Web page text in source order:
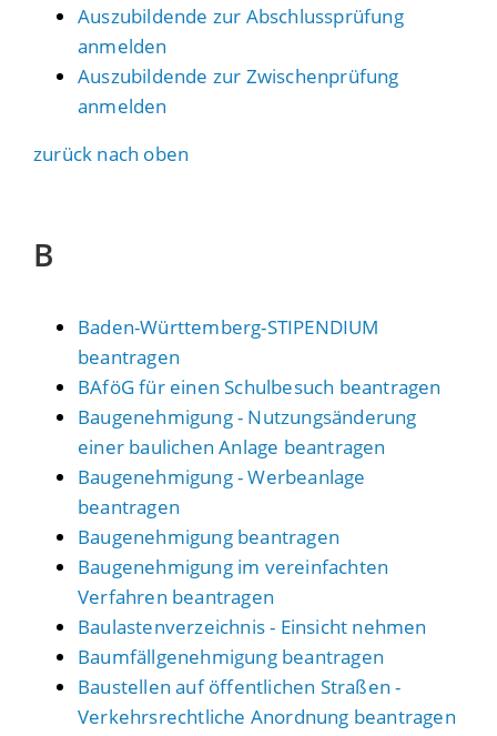
Auszubildende zur Abschlussprüfung
anmelden
Auszubildende zur Zwischenprüfung
anmelden
zurück nach oben
B
Baden-Württemberg-STIPENDIUM
beantragen
BAföG für einen Schulbesuch beantragen
Baugenehmigung - Nutzungsänderung
einer baulichen Anlage beantragen
Baugenehmigung - Werbeanlage
beantragen
Baugenehmigung beantragen
Baugenehmigung im vereinfachten
Verfahren beantragen
Baulastenverzeichnis - Einsicht nehmen
Baumfällgenehmigung beantragen
Baustellen auf öffentlichen Straßen -
Verkehrsrechtliche Anordnung beantragen